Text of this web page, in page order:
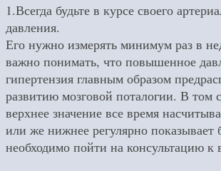
1.Всегда будьте в курсе своего
давления.
Его нужно измерять минимум раз в
важно понимать, что повышенное
гипертензия главным образом
развитию мозговой поталогии. В том
верхнее значение все время
или же нижнее регулярно показывает
необходимо пойти на консультацию к